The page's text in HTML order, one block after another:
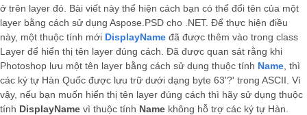
ở trên layer đó. Bài viết này thể hiện cách bạn có thể đổi tên của một
layer bằng cách sử dụng Aspose.PSD cho .NET. Để thực hiện điều
này, một thuộc tính mới DisplayName đã được thêm vào trong class
Layer để hiển thị tên layer đúng cách. Đã được quan sát rằng khi
Photoshop lưu một tên layer bằng cách sử dụng thuộc tính Name , thì
các ký tự Hàn Quốc được lưu trữ dưới dạng byte 63'?' trong ASCII. Vì
vậy, nếu bạn muốn hiển thị tên layer đúng cách thì hãy sử dụng thuộc
tính DisplayName vì thuộc tính Name không hỗ trợ các ký tự Hàn.